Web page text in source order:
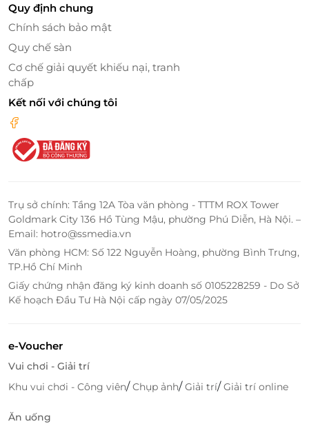
LifeLink - Địa chỉ săn deal vui chơi, giải
trí giá ưu đãi nhất
hàng đầu Việt Nam chuyên cung cấp các E-Ticket, E-
Gift, E-Voucher của thương hiệu lớn trên toàn quốc
về các lĩnh vực du lịch, ăn uống, làm đẹp, giải trí,...
chất lượng cao và mức giá ưu đãi hấp dẫn nhất.
Với LifeLink, bạn không chỉ tiết kiệm tiền mà còn tận
hưởng những trải nghiệm thú vị và chất lượng. Các
cơ hội tốt nhất để thư giãn và vui chơi. Đặc biệt, giao
diện của LifeLink rất thân thiện và dễ sử dụng, giúp
bạn dễ dàng tìm kiếm và mua sắm những deal yêu
Quy định chung
Chính sách bảo mật
Quy chế sàn
Cơ chế giải quyết khiếu nại, tranh
chấp
Kết nối với chúng tôi
Trụ sở chính: Tầng 12A Tòa văn phòng - TTTM ROX Tower
Goldmark City 136 Hồ Tùng Mậu, phường Phú Diễn, Hà Nội. –
Email: hotro@ssmedia.vn
Văn phòng HCM: Số 122 Nguyễn Hoàng, phường Bình Trưng,
TP.Hồ Chí Minh
Giấy chứng nhận đăng ký kinh doanh số 0105228259 - Do Sở
Kế hoạch Đầu Tư Hà Nội cấp ngày 07/05/2025
e-Voucher
Vui chơi - Giải trí
Khu vui chơi - Công viên/Chụp ảnh/Giải trí/Giải trí online
Ăn uống